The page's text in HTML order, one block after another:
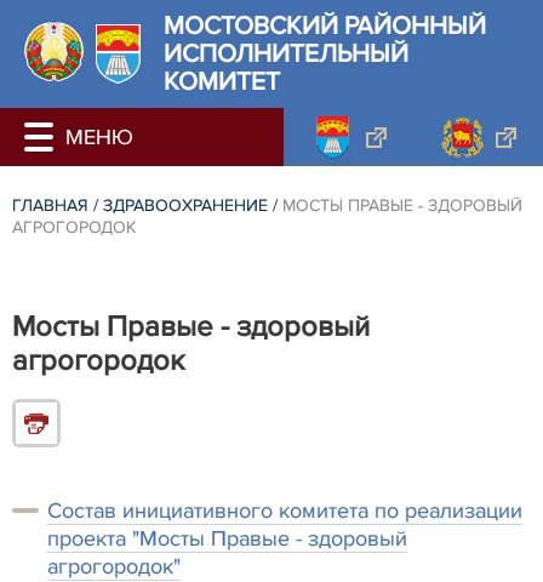
МОСТОВСКИЙ РАЙОННЫЙ
ИСПОЛНИТЕЛЬНЫЙ
КОМИТЕТ
ГЛАВНАЯ / ЗДРАВООХРАНЕНИЕ / МОСТЫ ПРАВЫЕ - ЗДОРОВЫЙ
АГРОГОРОДОК
Мосты Правые - здоровый
агрогородок
Состав инициативного комитета по реализации
проекта "Мосты Правые - здоровый
агрогородок"